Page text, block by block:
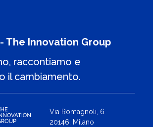
The Innovation Group
raccontiamo e
il cambiamento.
Via Romagnoli, 6
20146, Milano